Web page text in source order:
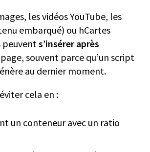
les vidéos YouTube, les
embarqué) ou hCartes
peuvents’insérer après
souvent parce qu’un script
au dernier moment.
cela en :
un conteneur avec un ratio